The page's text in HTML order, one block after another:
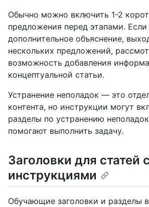
Обычно можно включить 1-2
предложения перед этапами. Если
дополнительное объяснение,
нескольких предложений,
возможность добавления
концептуальной статьи.
Устранение неполадок — это
контента, но инструкции могут
разделы по устранению
помогают выполнить задачу.
Заголовки для статей с
инструкциями
Обучающие заголовки и разделы в